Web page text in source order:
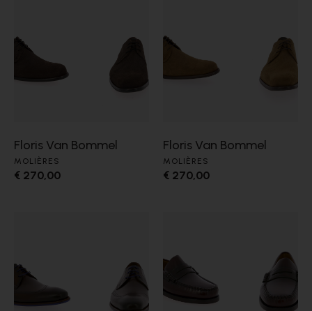
Floris Van Bommel
MOLIÈRES
€ 270,00
Floris Van Bommel
MOLIÈRES
€ 270,00